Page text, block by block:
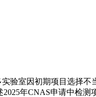
验室因初期项目选择不
年CNAS申请中检